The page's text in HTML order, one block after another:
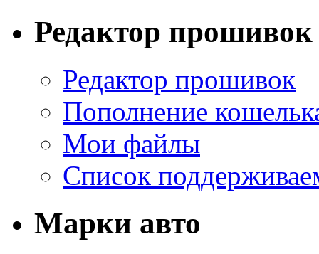
Редактор прошивок
Редактор прошивок
Пополнение
Мои файлы
Список
Марки авто